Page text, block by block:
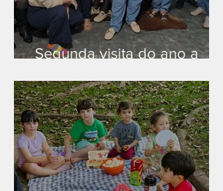
Segunda visita do ano a